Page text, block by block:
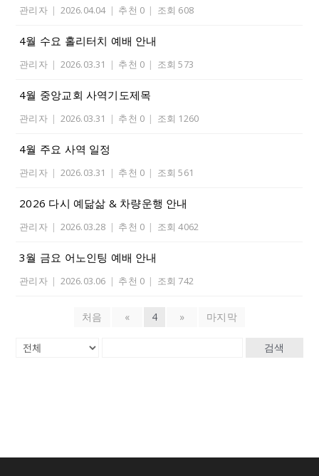
관리자 | 2026.04.04 | 추천 0 | 조회 608
4월 수요 홀리터치 예배 안내
관리자 | 2026.03.31 | 추천 0 | 조회 573
4월 중앙교회 사역기도제목
관리자 | 2026.03.31 | 추천 0 | 조회 1260
4월 주요 사역 일정
관리자 | 2026.03.31 | 추천 0 | 조회 561
2026 다시 예닮삶 & 차량운행 안내
관리자 | 2026.03.28 | 추천 0 | 조회 4062
3월 금요 어노인팅 예배 안내
관리자 | 2026.03.06 | 추천 0 | 조회 742
처음 « 4 » 마지막
검색